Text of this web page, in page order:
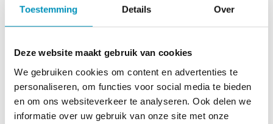
Toestemming Details Over
Deze website maakt gebruik van cookies
We gebruiken cookies om content en advertenties te
personaliseren, om functies voor social media te bieden
en om ons websiteverkeer te analyseren. Ook delen we
informatie over uw gebruik van onze site met onze
Tussenvoegsel
Achternaam*